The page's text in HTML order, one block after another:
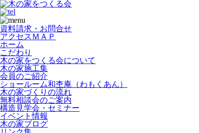
資料請求・お問合せ
アクセスＭＡＰ
ホーム
こだわり
木の家をつくる会について
木の家施工集
会員のご紹介
ショールーム和杢庵（わもくあん）
木の家づくりの流れ
無料相談会のご案内
構造見学会・セミナー
イベント情報
木の家ブログ